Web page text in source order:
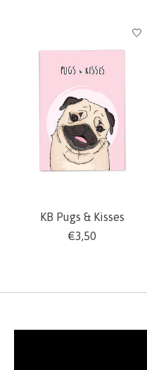
Items van productcarrousel
KB Pugs & Kisses
€3,50